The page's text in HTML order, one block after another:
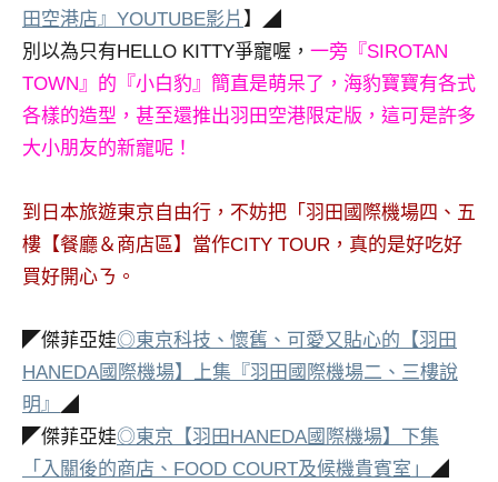
田空港店』YOUTUBE影片 】◢
別以為只有HELLO KITTY爭寵喔， 一旁『SIROTAN
TOWN』的『小白豹』簡直是萌呆了，海豹寶寶有各式
各樣的造型，甚至還推出羽田空港限定版，這可是許多
大小朋友的新寵呢！
到日本旅遊東京自由行，不妨把「羽田國際機場四、五
樓【餐廳＆商店區】當作CITY TOUR，真的是好吃好
買好開心ㄋ。
◤傑菲亞娃◎東京科技、懷舊、可愛又貼心的【羽田
HANEDA國際機場】上集『羽田國際機場二、三樓說
明』
◢
◤傑菲亞娃◎東京【羽田HANEDA國際機場】下集
「入關後的商店、FOOD COURT及候機貴賓室」
◢